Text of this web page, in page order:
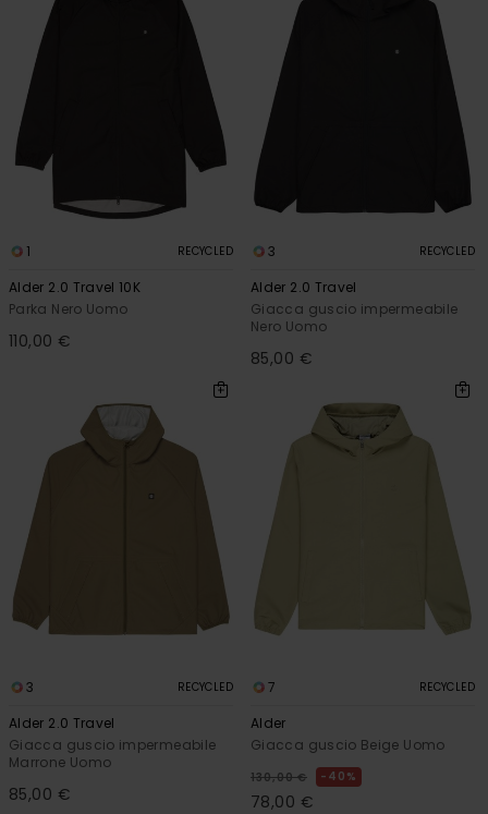
1 RECYCLED
Alder 2.0 Travel 10K
Parka Nero Uomo
110,00 €
3 RECYCLED
Alder 2.0 Travel
Giacca guscio impermeabile
Nero Uomo
85,00 €
3 RECYCLED
Alder 2.0 Travel
Giacca guscio impermeabile
Marrone Uomo
85,00 €
7 RECYCLED
Alder
Giacca guscio Beige Uomo
130,00 € 40%
78,00 €